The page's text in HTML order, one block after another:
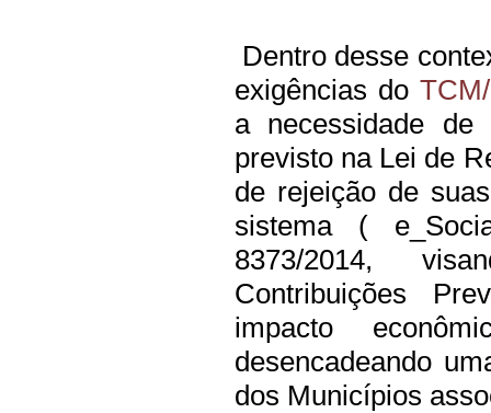
Dentro desse
exigências do
a necessidade
previsto na Lei de
de rejeição de
sistema (
8373/2014,
Contribuições
impacto
desencadeando
dos Municípios